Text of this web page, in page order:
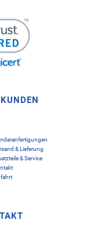
& Lieferung
& Service